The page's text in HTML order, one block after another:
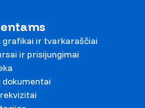
grafikai ir tvarkaraščiai
ir prisijungimai
dokumentai